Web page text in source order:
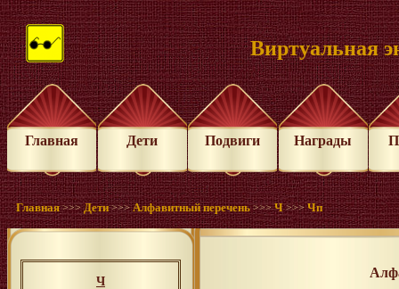
Виртуальная
Главная Дети Подвиги Награды
Главная >>>Дети >>>Алфавитный перечень >>>Ч >>>Чп
Ч